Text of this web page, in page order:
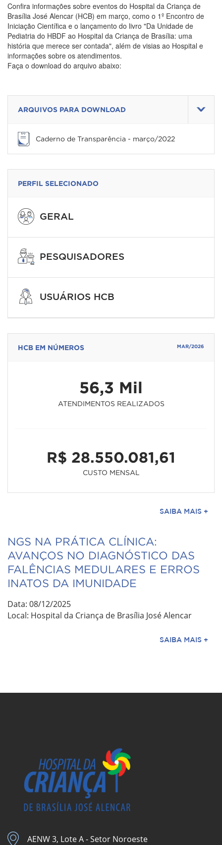
Confira informações sobre eventos do Hospital da Criança de
Brasília José Alencar (HCB) em março, como o 1º Encontro de
Iniciação Científica e o lançamento do livro "Da Unidade de
Pediatria do HBDF ao Hospital da Criança de Brasília: uma
história que merece ser contada", além de visias ao Hospital e
informações sobre os atendimentos.
Faça o download do arquivo abaixo:
ARQUIVOS PARA DOWNLOAD
Caderno de Transparência - março/2022
PERFIL SELECIONADO
GERAL
PESQUISADORES
USUÁRIOS HCB
HCB EM NÚMEROS MAR/2026
56,3 Mil
ATENDIMENTOS REALIZADOS
R$ 28.550.081,61
CUSTO MENSAL
SAIBA MAIS +
NGS NA PRÁTICA CLÍNICA:
AVANÇOS NO DIAGNÓSTICO DAS
FALÊNCIAS MEDULARES E ERROS
INATOS DA IMUNIDADE
Data: 08/12/2025
Local: Hospital da Criança de Brasília José Alencar
SAIBA MAIS +
AENW 3, Lote A - Setor Noroeste